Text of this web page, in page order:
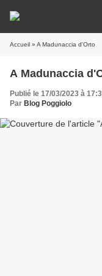
Accueil » A Madunaccia d'Orto
A Madunaccia
Publié le 17/03/2023 à
Par Blog Poggiolo